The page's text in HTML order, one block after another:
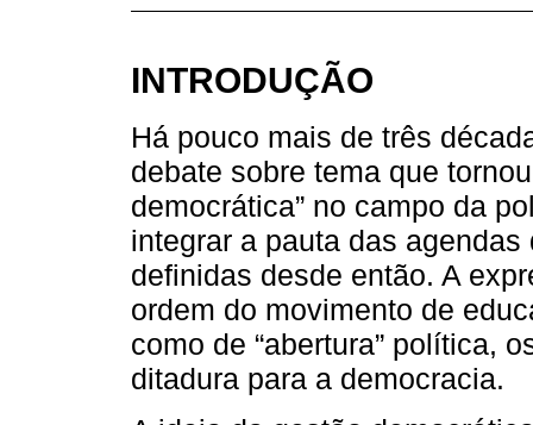
INTRODUÇÃO
Há pouco mais de três
debate sobre tema que
democrática” no campo da
integrar a pauta das
definidas desde então. A
ordem do movimento de
como de “abertura” política,
ditadura para a democracia.